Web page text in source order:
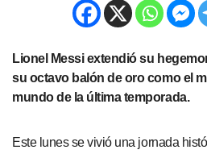
Lionel Messi extendió su hegemonía al recibir este lunes
su octavo balón de oro como el
mundo de la última temporada.
Este lunes se vivió una jornada